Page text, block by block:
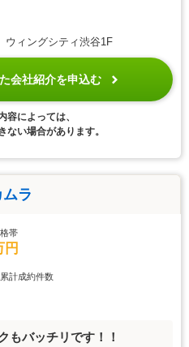
ィングシティ渋谷1F
会社紹介を申込む
によっては、
ない場合があります。
ラ
帯
円
計成約件数
もバッチリです！！